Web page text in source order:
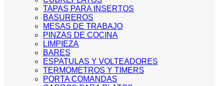
TAPAS PARA INSERTOS
BASUREROS
MESAS DE TRABAJO
PINZAS DE COCINA
LIMPIEZA
BARES
ESPATULAS Y VOLTEADORES
TERMOMETROS Y TIMERS
PORTA COMANDAS